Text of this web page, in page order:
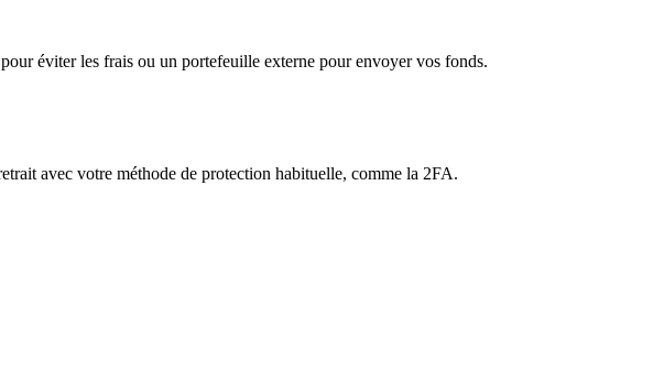
éviter les frais ou un portefeuille externe pour envoyer vos fonds.
avec votre méthode de protection habituelle, comme la 2FA.